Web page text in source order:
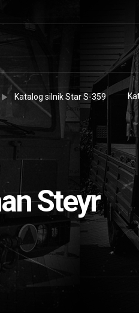
Katalog silnik Star S-359
Steyr